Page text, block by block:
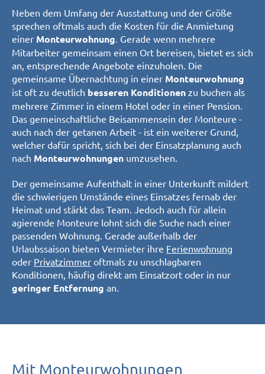
Neben dem Umfang der Ausstattung und der Größe
sprechen oftmals auch die Kosten für die Anmietung
einer Monteurwohnung . Gerade wenn mehrere
Mitarbeiter gemeinsam einen Ort bereisen, bietet es sich
an, entsprechende Angebote einzuholen. Die
gemeinsame Übernachtung in einer Monteurwohnung
ist oft zu deutlich besseren Konditionen zu buchen als
mehrere Zimmer in einem Hotel oder in einer Pension.
Das gemeinschaftliche Beisammensein der Monteure -
auch nach der getanen Arbeit - ist ein weiterer Grund,
welcher dafür spricht, sich bei der Einsatzplanung auch
nach Monteurwohnungen umzusehen.
Der gemeinsame Aufenthalt in einer Unterkunft mildert
die schwierigen Umstände eines Einsatzes fernab der
Heimat und stärkt das Team. Jedoch auch für allein
agierende Monteure lohnt sich die Suche nach einer
passenden Wohnung. Gerade außerhalb der
Urlaubssaison bieten Vermieter ihre Ferienwohnung
oder Privatzimmer oftmals zu unschlagbaren
Konditionen, häufig direkt am Einsatzort oder in nur
geringer Entfernung an.
Mit Monteurwohnungen